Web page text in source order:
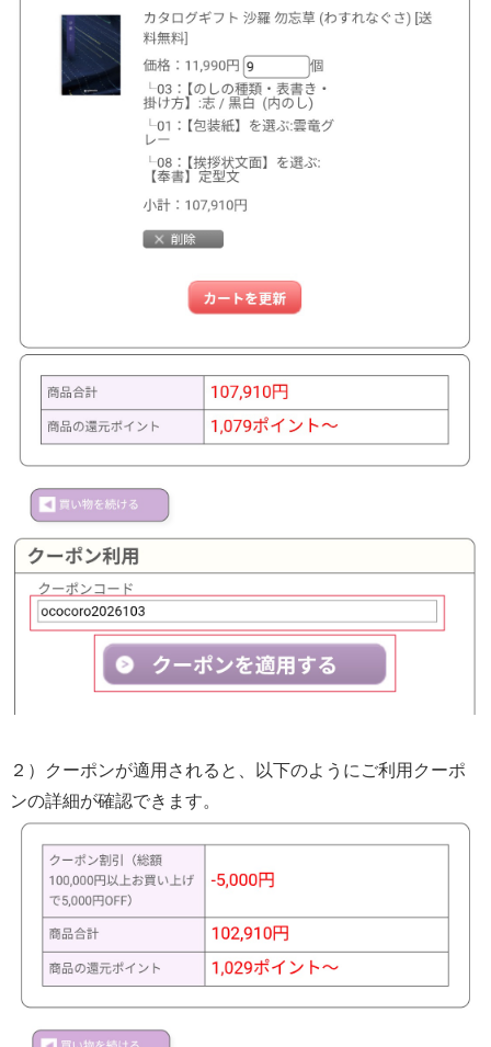
２）クーポンが適用されると、以下のようにご利用クーポ
ンの詳細が確認できます。